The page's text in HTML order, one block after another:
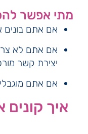
מתי אפשר
אם אתם בונים
אם אתם לא
יצירת קשר
אם אתם
איך